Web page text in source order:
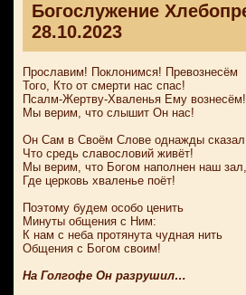
Богослужение
28.10.2023
Прославим! Поклонимся! Превознесём
Того, Кто от смерти нас спас!
Псалм-Жертву-Хваленья Ему вознесём!
Мы верим, что слышит Он нас!
Он Сам в Своём Слове однажды
Что средь славословий живёт!
Мы верим, что Богом наполнен наш зал,
Где церковь хваленье поёт!
Поэтому будем особо ценить
Минуты общения с Ним:
К нам с неба протянута чудная нить
Общения с Богом своим!
На Голгофе Он разрушил…